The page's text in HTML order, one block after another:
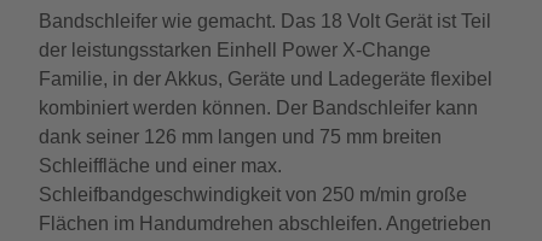
Bandschleifer wie gemacht. Das 18 Volt Gerät ist Teil
der leistungsstarken Einhell Power X-Change
Familie, in der Akkus, Geräte und Ladegeräte flexibel
kombiniert werden können. Der Bandschleifer kann
dank seiner 126 mm langen und 75 mm breiten
Schleiffläche und einer max.
Schleifbandgeschwindigkeit von 250 m/min große
Flächen im Handumdrehen abschleifen. Angetrieben